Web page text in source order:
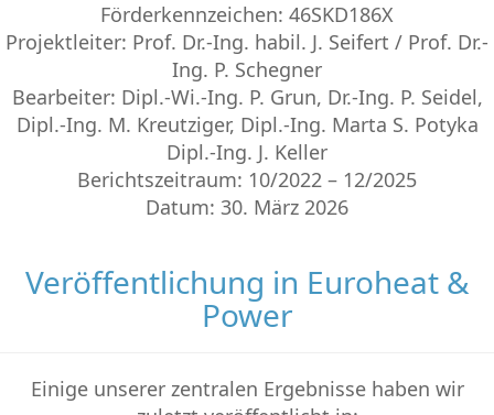
Förderkennzeichen: 46SKD186X
Projektleiter: Prof. Dr.-Ing. habil. J. Seifert / Prof. Dr.-
Ing. P. Schegner
Bearbeiter: Dipl.-Wi.-Ing. P. Grun, Dr.-Ing. P. Seidel,
Dipl.-Ing. M. Kreutziger, Dipl.-Ing. Marta S. Potyka
Dipl.-Ing. J. Keller
Berichtszeitraum: 10/2022 – 12/2025
Datum: 30. März 2026
Veröffentlichung in Euroheat &
Power
Einige unserer zentralen Ergebnisse haben wir